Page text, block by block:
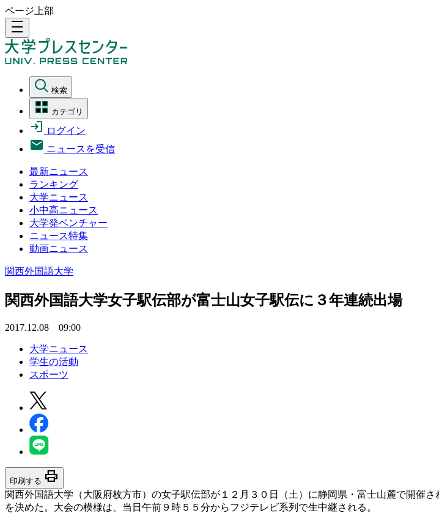
ページ上部
density_medium
検索
カテゴリ
ログイン
ニュースを受信
最新ニュース
ランキング
大学ニュース
小中高ニュース
大学発ベンチャー
ニュース特集
動画ニュース
関西外国語大学
関西外国語大学女子駅伝部が富士山女子駅伝に３年連続出場
2017.12.08 09:00
大学ニュース
学生の活動
スポーツ
印刷する print
関西外国語大学（大阪府枚方市）の女子駅伝部が１２月３０日（土）に静岡県・富士山麓で開催
を決めた。大会の模様は、当日午前９時５５分からフジテレビ系列で生中継される。